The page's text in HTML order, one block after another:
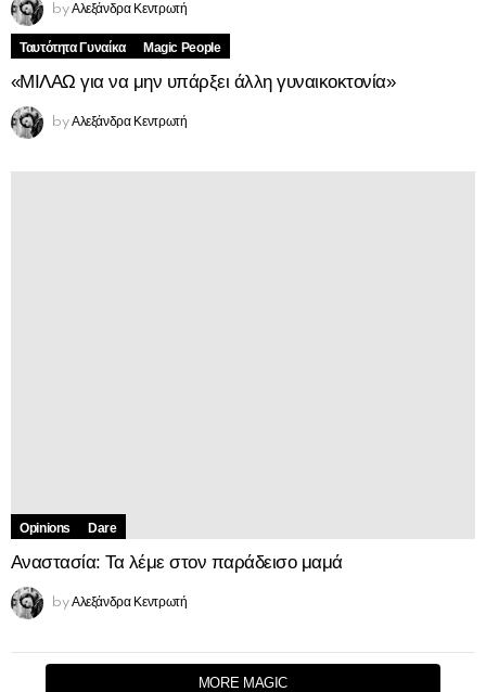
by Αλεξάνδρα Κεντρωτή
Ταυτότητα Γυναίκα Magic People
«ΜΙΛΑΩ για να μην υπάρξει άλλη γυναικοκτονία»
by Αλεξάνδρα Κεντρωτή
Opinions Dare
Αναστασία: Τα λέμε στον παράδεισο μαμά
by Αλεξάνδρα Κεντρωτή
MORE MAGIC